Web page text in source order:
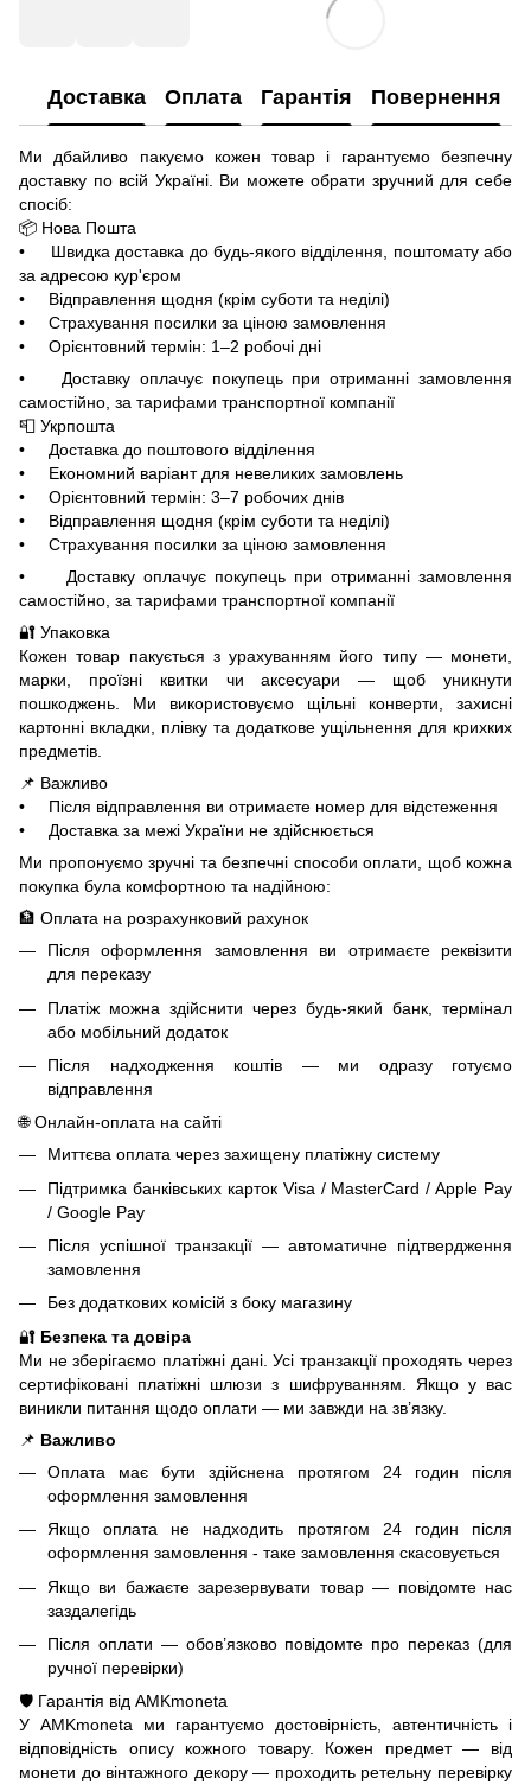
Доставка Оплата Гарантія Повернення
Ми дбайливо пакуємо кожен товар і гарантуємо безпечну
доставку по всій Україні. Ви можете обрати зручний для себе
спосіб:
📦 Нова Пошта
• Швидка доставка до будь-якого відділення, поштомату або
за адресою кур'єром
• Відправлення щодня (крім суботи та неділі)
• Страхування посилки за ціною замовлення
• Орієнтовний термін: 1–2 робочі дні
• Доставку оплачує покупець при отриманні замовлення
самостійно, за тарифами транспортної компанії
📮 Укрпошта
• Доставка до поштового відділення
• Економний варіант для невеликих замовлень
• Орієнтовний термін: 3–7 робочих днів
• Відправлення щодня (крім суботи та неділі)
• Страхування посилки за ціною замовлення
• Доставку оплачує покупець при отриманні замовлення
самостійно, за тарифами транспортної компанії
🔐 Упаковка
Кожен товар пакується з урахуванням його типу — монети,
марки, проїзні квитки чи аксесуари — щоб уникнути
пошкоджень. Ми використовуємо щільні конверти, захисні
картонні вкладки, плівку та додаткове ущільнення для крихких
предметів.
📌 Важливо
• Після відправлення ви отримаєте номер для відстеження
• Доставка за межі України не здійснюється
Ми пропонуємо зручні та безпечні способи оплати, щоб кожна
покупка була комфортною та надійною:
🏦 Оплата на розрахунковий рахунок
Після оформлення замовлення ви отримаєте реквізити
для переказу
Платіж можна здійснити через будь-який банк, термінал
або мобільний додаток
Після надходження коштів — ми одразу готуємо
відправлення
🌐 Онлайн-оплата на сайті
Миттєва оплата через захищену платіжну систему
Підтримка банківських карток Visa / MasterCard / Apple Pay
/ Google Pay
Після успішної транзакції — автоматичне підтвердження
замовлення
Без додаткових комісій з боку магазину
🔐 Безпека та довіра
Ми не зберігаємо платіжні дані. Усі транзакції проходять через
сертифіковані платіжні шлюзи з шифруванням. Якщо у вас
виникли питання щодо оплати — ми завжди на зв’язку.
📌 Важливо
Оплата має бути здійснена протягом 24 годин після
оформлення замовлення
Якщо оплата не надходить протягом 24 годин після
оформлення замовлення - таке замовлення скасовується
Якщо ви бажаєте зарезервувати товар — повідомте нас
заздалегідь
Після оплати — обов’язково повідомте про переказ (для
ручної перевірки)
🛡️ Гарантія від AMKmoneta
У AMKmoneta ми гарантуємо достовірність, автентичність і
відповідність опису кожного товару. Кожен предмет — від
монети до вінтажного декору — проходить ретельну перевірку